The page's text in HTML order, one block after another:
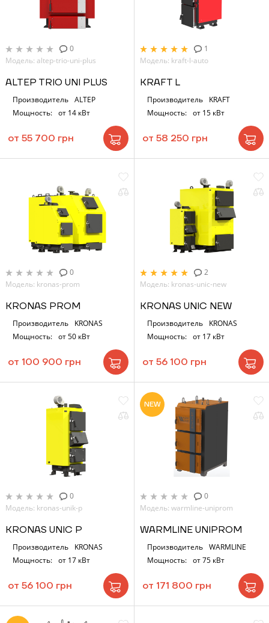
0
Модель: altep-trio-uni-plus
ALTEP TRIO UNI PLUS
Производитель ALTEP
Мощность: от 14 кВт
от 55 700 грн
1
Модель: kraft-l-auto
KRAFT L
Производитель
KRAFT
Мощность: от 15 кВт
от 58 250 грн
0
Модель: kronas-prom
KRONAS PROM
Производитель
KRONAS
Мощность: от 50 кВт
от 100 900 грн
2
Модель: kronas-unic-new
KRONAS UNIC NEW
Производитель
KRONAS
Мощность: от 17 кВт
от 56 100 грн
0
Модель: kronas-unik-p
KRONAS UNIC P
Производитель
KRONAS
Мощность: от 17 кВт
от 56 100 грн
NEW
0
Модель: warmline-uniprom
WARMLINE UNIPROM
Производитель WARMLINE
Мощность: от 75 кВт
от 171 800 грн